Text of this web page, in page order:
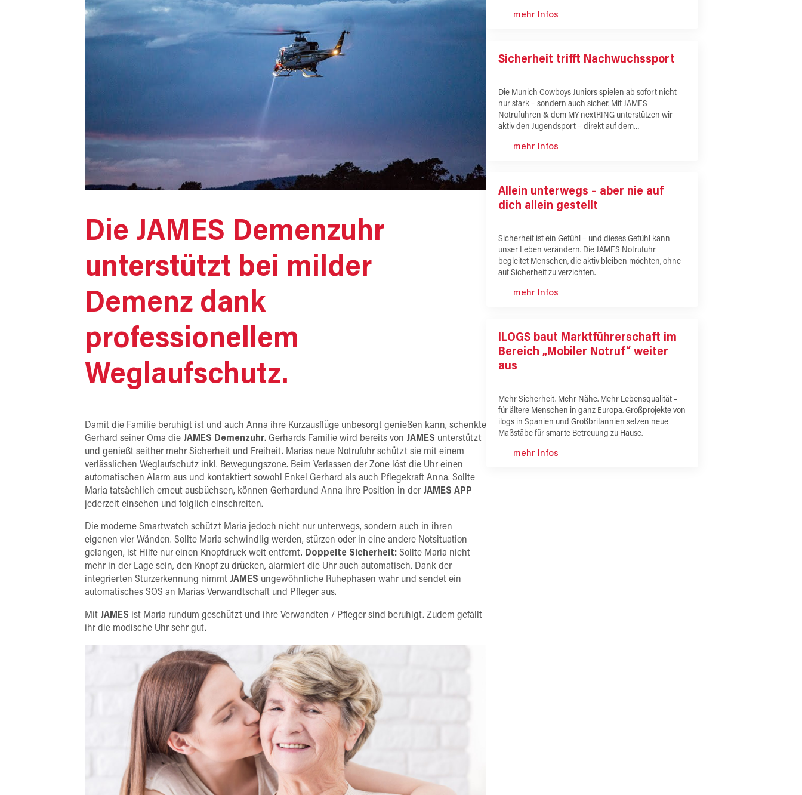
Die JAMES Demenzuhr
unterstützt bei milder
Demenz dank
professionellem
Weglaufschutz.
Damit die Familie beruhigt ist und auch Anna ihre Kurzausflüge unbesorgt genießen kann, schenkte
Gerhard seiner Oma die JAMES Demenzuhr. Gerhards Familie wird bereits von JAMES unterstützt
und genießt seither mehr Sicherheit und Freiheit. Marias neue Notrufuhr schützt sie mit einem
verlässlichen Weglaufschutz inkl. Bewegungszone. Beim Verlassen der Zone löst die Uhr einen
automatischen Alarm aus und kontaktiert sowohl Enkel Gerhard als auch Pflegekraft Anna. Sollte
Maria tatsächlich erneut ausbüchsen, können Gerhardund Anna ihre Position in der JAMES APP
jederzeit einsehen und folglich einschreiten.
Die moderne Smartwatch schützt Maria jedoch nicht nur unterwegs, sondern auch in ihren
eigenen vier Wänden. Sollte Maria schwindlig werden, stürzen oder in eine andere Notsituation
gelangen, ist Hilfe nur einen Knopfdruck weit entfernt. Doppelte Sicherheit: Sollte Maria nicht
mehr in der Lage sein, den Knopf zu drücken, alarmiert die Uhr auch automatisch. Dank der
integrierten Sturzerkennung nimmt JAMES ungewöhnliche Ruhephasen wahr und sendet ein
automatisches SOS an Marias Verwandtschaft und Pfleger aus.
Mit JAMES ist Maria rundum geschützt und ihre Verwandten / Pfleger sind beruhigt. Zudem gefällt
ihr die modische Uhr sehr gut.
mehr Infos
Sicherheit trifft Nachwuchssport
Die Munich Cowboys Juniors spielen ab sofort nicht
nur stark – sondern auch sicher. Mit JAMES
Notrufuhren & dem MY nextRING unterstützen wir
aktiv den Jugendsport – direkt auf dem…
mehr Infos
Allein unterwegs – aber nie auf
dich allein gestellt
Sicherheit ist ein Gefühl – und dieses Gefühl kann
unser Leben verändern. Die JAMES Notrufuhr
begleitet Menschen, die aktiv bleiben möchten, ohne
auf Sicherheit zu verzichten.
mehr Infos
ILOGS baut Marktführerschaft im
Bereich „Mobiler Notruf“ weiter
aus
Mehr Sicherheit. Mehr Nähe. Mehr Lebensqualität –
für ältere Menschen in ganz Europa. Großprojekte von
ilogs in Spanien und Großbritannien setzen neue
Maßstäbe für smarte Betreuung zu Hause.
mehr Infos